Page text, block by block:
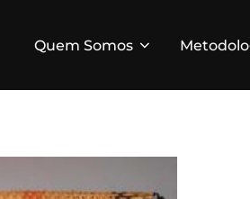
Quem Somos